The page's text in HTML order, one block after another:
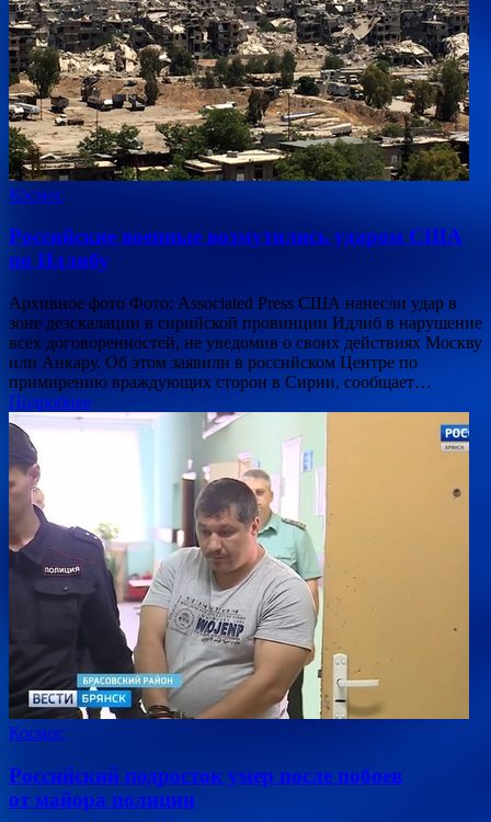
Космос
Российские военные возмутились ударом США
по Идлибу
Архивное фото Фото: Associated Press США нанесли удар в
зоне деэскалации в сирийской провинции Идлиб в нарушение
всех договоренностей, не уведомив о своих действиях Москву
или Анкару. Об этом заявили в российском Центре по
примирению враждующих сторон в Сирии, сообщает…
Подробнее
Космос
Российский подросток умер после побоев
от майора полиции